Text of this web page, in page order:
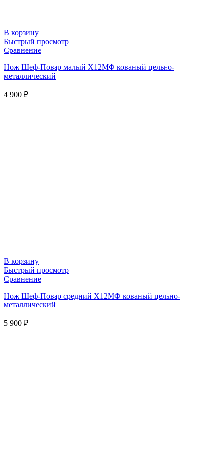
В корзину
Быстрый просмотр
Сравнение
Нож Шеф-Повар малый Х12МФ кованый цельно-
металлический
4 900 ₽
В корзину
Быстрый просмотр
Сравнение
Нож Шеф-Повар средний Х12МФ кованый цельно-
металлический
5 900 ₽